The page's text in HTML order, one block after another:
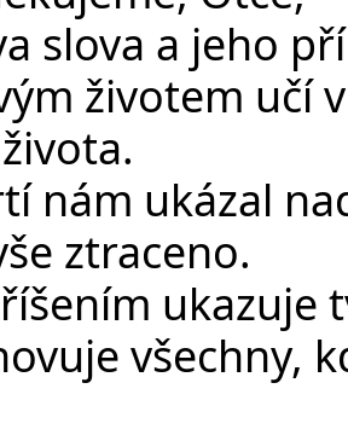
slova a jeho
životem učí
nám ukázal
ztraceno.
ukazuje
všechny,